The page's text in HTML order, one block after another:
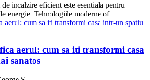
incalzire eficient este esentiala pentru
energie. Tehnologiile moderne of...
aerul: cum sa iti transformi casa
sanatos